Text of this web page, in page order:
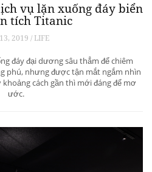
vụ lặn xuống đáy biển
tích Titanic
2019 / LIFE
đáy đại dương sâu thẳm để chiêm
phú, nhưng được tận mắt ngắm nhìn
cách gần thì mới đáng để mơ
ước.